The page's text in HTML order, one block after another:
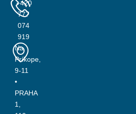
+420
777
074
919
Na
Príkope,
9-11
•
PRAHA
1,